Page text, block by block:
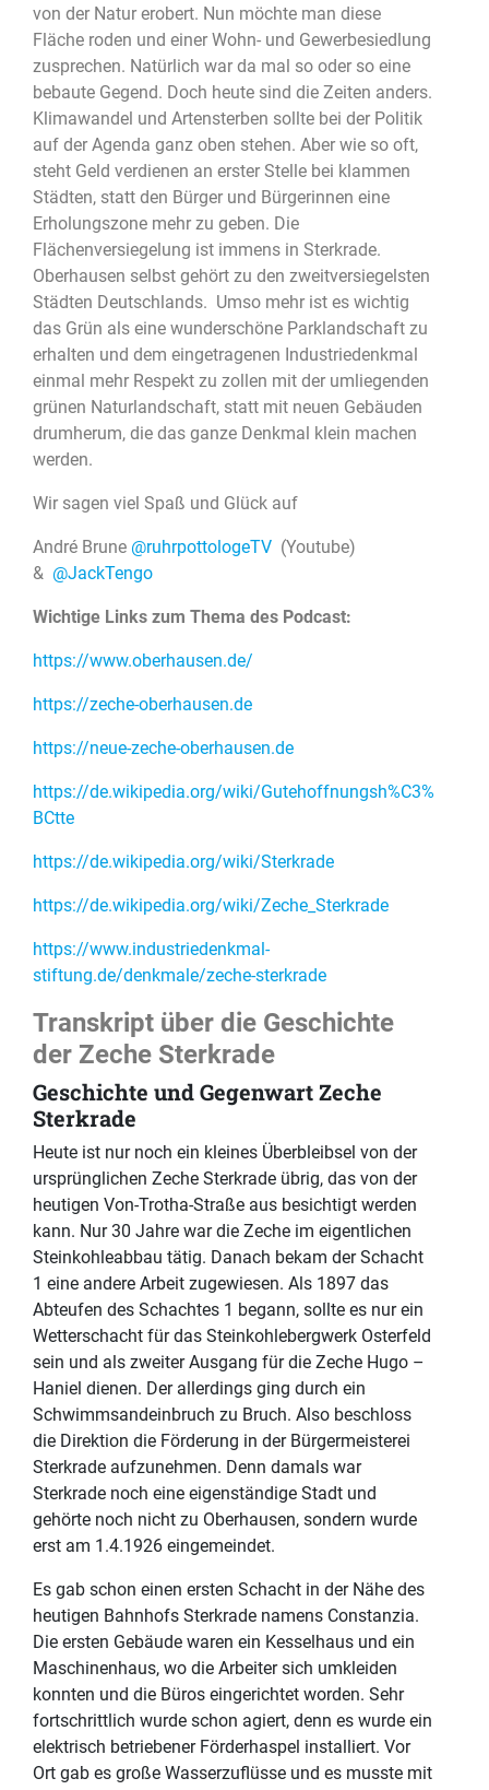
von der Natur erobert. Nun möchte man diese
Fläche roden und einer Wohn- und Gewerbesiedlung
zusprechen. Natürlich war da mal so oder so eine
bebaute Gegend. Doch heute sind die Zeiten anders.
Klimawandel und Artensterben sollte bei der Politik
auf der Agenda ganz oben stehen. Aber wie so oft,
steht Geld verdienen an erster Stelle bei klammen
Städten, statt den Bürger und Bürgerinnen eine
Erholungszone mehr zu geben. Die
Flächenversiegelung ist immens in Sterkrade.
Oberhausen selbst gehört zu den zweitversiegelsten
Städten Deutschlands. Umso mehr ist es wichtig
das Grün als eine wunderschöne Parklandschaft zu
erhalten und dem eingetragenen Industriedenkmal
einmal mehr Respekt zu zollen mit der umliegenden
grünen Naturlandschaft, statt mit neuen Gebäuden
drumherum, die das ganze Denkmal klein machen
werden.
Wir sagen viel Spaß und Glück auf
André Brune @ruhrpottologeTV (Youtube)
& @JackTengo
Wichtige Links zum Thema des Podcast:
https://www.oberhausen.de/
https://zeche-oberhausen.de
https://neue-zeche-oberhausen.de
https://de.wikipedia.org/wiki/Gutehoffnungsh%C3%
BCtte
https://de.wikipedia.org/wiki/Sterkrade
https://de.wikipedia.org/wiki/Zeche_Sterkrade
https://www.industriedenkmal-
stiftung.de/denkmale/zeche-sterkrade
Transkript über die Geschichte
der Zeche Sterkrade
Geschichte und Gegenwart Zeche
Sterkrade
Heute ist nur noch ein kleines Überbleibsel von der
ursprünglichen Zeche Sterkrade übrig, das von der
heutigen Von-Trotha-Straße aus besichtigt werden
kann. Nur 30 Jahre war die Zeche im eigentlichen
Steinkohleabbau tätig. Danach bekam der Schacht
1 eine andere Arbeit zugewiesen. Als 1897 das
Abteufen des Schachtes 1 begann, sollte es nur ein
Wetterschacht für das Steinkohlebergwerk Osterfeld
sein und als zweiter Ausgang für die Zeche Hugo –
Haniel dienen. Der allerdings ging durch ein
Schwimmsandeinbruch zu Bruch. Also beschloss
die Direktion die Förderung in der Bürgermeisterei
Sterkrade aufzunehmen. Denn damals war
Sterkrade noch eine eigenständige Stadt und
gehörte noch nicht zu Oberhausen, sondern wurde
erst am 1.4.1926 eingemeindet.
Es gab schon einen ersten Schacht in der Nähe des
heutigen Bahnhofs Sterkrade namens Constanzia.
Die ersten Gebäude waren ein Kesselhaus und ein
Maschinenhaus, wo die Arbeiter sich umkleiden
konnten und die Büros eingerichtet worden. Sehr
fortschrittlich wurde schon agiert, denn es wurde ein
elektrisch betriebener Förderhaspel installiert. Vor
Ort gab es große Wasserzuflüsse und es musste mit